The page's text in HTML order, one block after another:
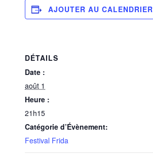
AJOUTER AU CALENDRIER
DÉTAILS
Date :
août 1
Heure :
21h15
Catégorie d’Évènement:
Festival Frida